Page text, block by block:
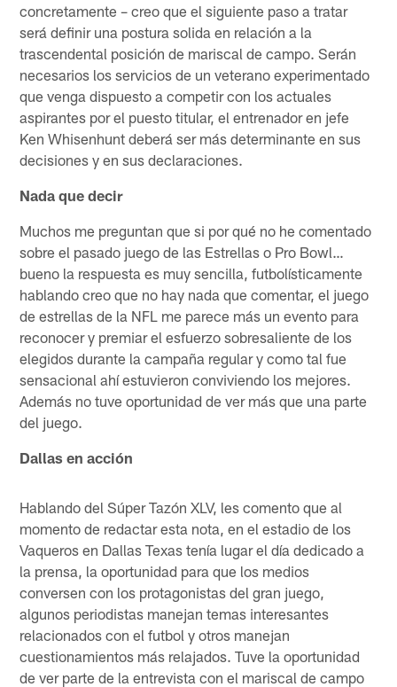
concretamente – creo que el siguiente paso a tratar
será definir una postura solida en relación a la
trascendental posición de mariscal de campo. Serán
necesarios los servicios de un veterano experimentado
que venga dispuesto a competir con los actuales
aspirantes por el puesto titular, el entrenador en jefe
Ken Whisenhunt deberá ser más determinante en sus
decisiones y en sus declaraciones.
Nada que decir
Muchos me preguntan que si por qué no he comentado
sobre el pasado juego de las Estrellas o Pro Bowl…
bueno la respuesta es muy sencilla, futbolísticamente
hablando creo que no hay nada que comentar, el juego
de estrellas de la NFL me parece más un evento para
reconocer y premiar el esfuerzo sobresaliente de los
elegidos durante la campaña regular y como tal fue
sensacional ahí estuvieron conviviendo los mejores.
Además no tuve oportunidad de ver más que una parte
del juego.
Dallas en acción
Hablando del Súper Tazón XLV, les comento que al
momento de redactar esta nota, en el estadio de los
Vaqueros en Dallas Texas tenía lugar el día dedicado a
la prensa, la oportunidad para que los medios
conversen con los protagonistas del gran juego,
algunos periodistas manejan temas interesantes
relacionados con el futbol y otros manejan
cuestionamientos más relajados. Tuve la oportunidad
de ver parte de la entrevista con el mariscal de campo